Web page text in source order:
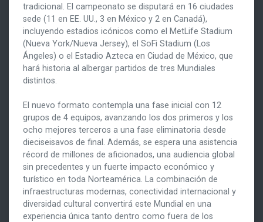
tradicional. El campeonato se disputará en 16 ciudades
sede (11 en EE. UU., 3 en México y 2 en Canadá),
incluyendo estadios icónicos como el MetLife Stadium
(Nueva York/Nueva Jersey), el SoFi Stadium (Los
Ángeles) o el Estadio Azteca en Ciudad de México, que
hará historia al albergar partidos de tres Mundiales
distintos.
El nuevo formato contempla una fase inicial con 12
grupos de 4 equipos, avanzando los dos primeros y los
ocho mejores terceros a una fase eliminatoria desde
dieciseisavos de final. Además, se espera una asistencia
récord de millones de aficionados, una audiencia global
sin precedentes y un fuerte impacto económico y
turístico en toda Norteamérica. La combinación de
infraestructuras modernas, conectividad internacional y
diversidad cultural convertirá este Mundial en una
experiencia única tanto dentro como fuera de los